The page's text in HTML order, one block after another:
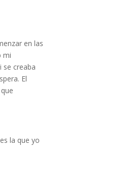
en las
mi
se creaba
El
la que yo